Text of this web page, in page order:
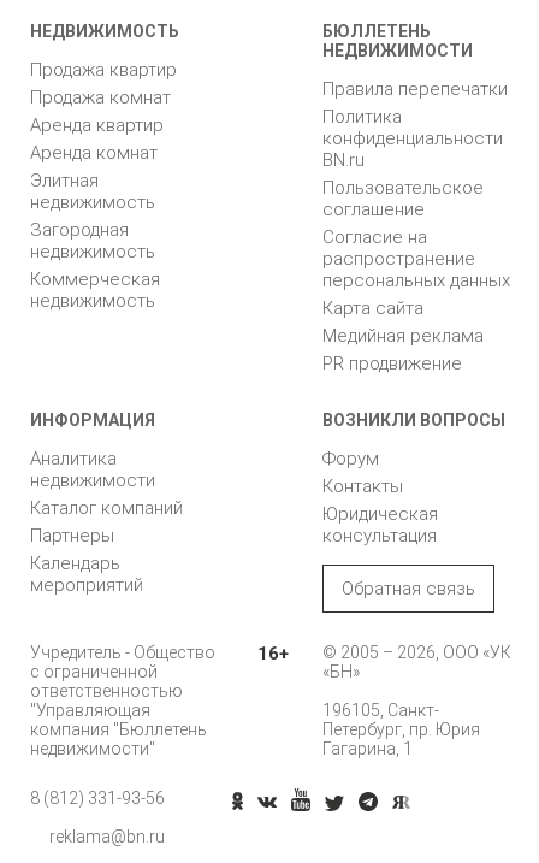
НЕДВИЖИМОСТЬ
Продажа квартир
Продажа комнат
Аренда квартир
Аренда комнат
Элитная
недвижимость
Загородная
недвижимость
Коммерческая
недвижимость
БЮЛЛЕТЕНЬ
НЕДВИЖИМОСТИ
Правила перепечатки
Политика
конфиденциальности
BN.ru
Пользовательское
соглашение
Согласие на
распространение
персональных данных
Карта сайта
Медийная реклама
PR продвижение
ИНФОРМАЦИЯ
Аналитика
недвижимости
Каталог компаний
Партнеры
Календарь
мероприятий
ВОЗНИКЛИ ВОПРОСЫ
Форум
Контакты
Юридическая
консультация
Обратная связь
Учредитель - Общество
с ограниченной
ответственностью
"Управляющая
компания "Бюллетень
недвижимости"
16+
© 2005 – 2026, ООО «УК
«БН»
196105, Санкт-
Петербург, пр. Юрия
Гагарина, 1
8 (812) 331-93-56
reklama@bn.ru